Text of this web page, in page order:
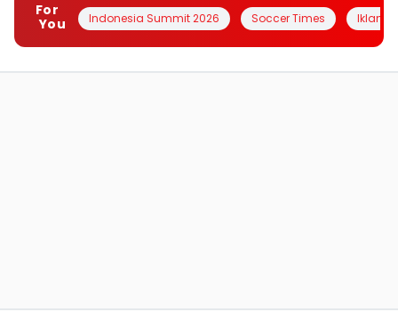
For
You
Indonesia Summit 2026 Soccer Times Iklanin